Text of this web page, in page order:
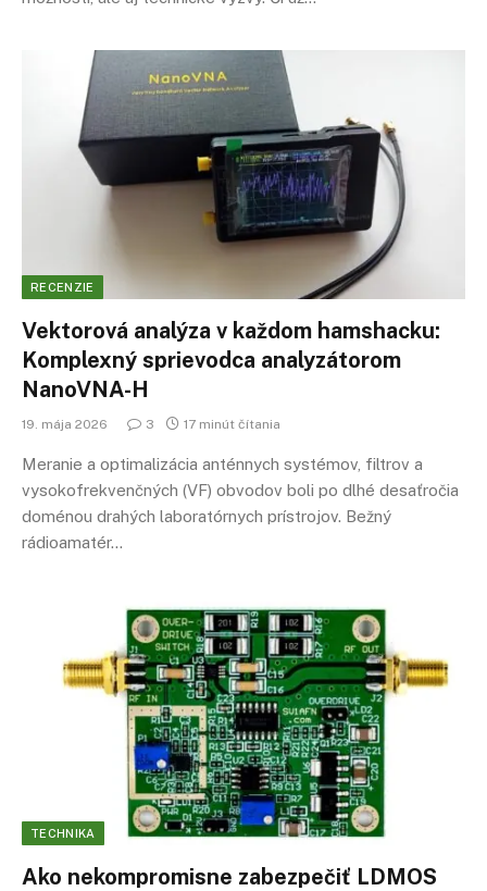
RECENZIE
Vektorová analýza v každom hamshacku:
Komplexný sprievodca analyzátorom
NanoVNA-H
19. mája 2026 3 17 minút čítania
Meranie a optimalizácia anténnych systémov, filtrov a
vysokofrekvenčných (VF) obvodov boli po dlhé desaťročia
doménou drahých laboratórnych prístrojov. Bežný
rádioamatér…
TECHNIKA
Ako nekompromisne zabezpečiť LDMOS